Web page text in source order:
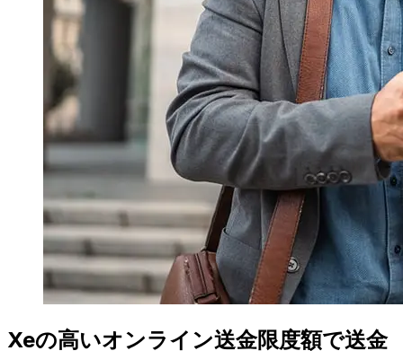
Xeの高いオンライン送金限度額で送金